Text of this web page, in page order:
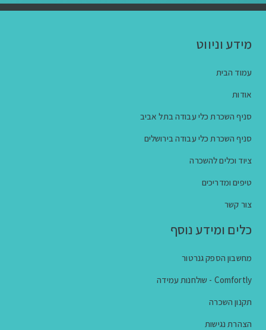
מידע וניווט
עמוד הבית
אודות
סניף השכרת כלי עבודה בתל אביב
סניף השכרת כלי עבודה בירושלים
ציוד וכלים להשכרה
טיפים ומדריכים
צור קשר
כלים ומידע נוסף
מחשבון הספק גנרטור
Comfortly - שולחנות עמידה
תקנון השכרה
הצהרת נגישות